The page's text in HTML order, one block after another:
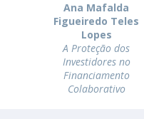
Ana Mafalda
Figueiredo Teles
Lopes
A Proteção dos
Investidores no
Financiamento
Colaborativo